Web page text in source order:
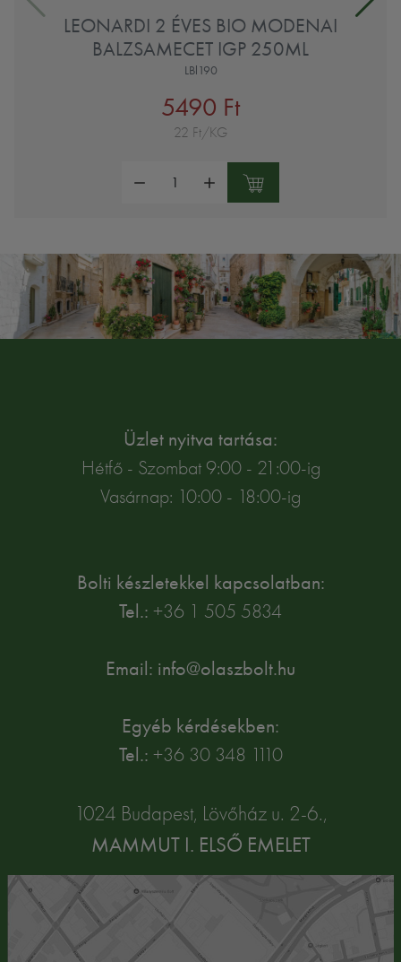
LEONARDI 2 ÉVES BIO MODENAI
BALZSAMECET IGP 250ML
LBl190
5490 Ft
22 Ft/KG
Üzlet nyitva tartása:
Hétfő - Szombat 9:00 - 21:00-ig
Vasárnap: 10:00 - 18:00-ig
Bolti készletekkel kapcsolatban:
Tel.: +36 1 505 5834
Email: info@olaszbolt.hu
Egyéb kérdésekben:
Tel.: +36 30 348 1110
1024 Budapest, Lövőház u. 2-6.,
MAMMUT I. ELSŐ EMELET